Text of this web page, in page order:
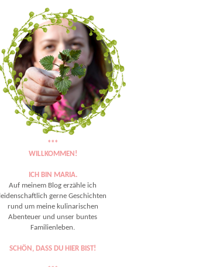
***
WILLKOMMEN!
ICH BIN MARIA.
Auf meinem Blog erzähle ich
leidenschaftlich gerne Geschichten
rund um meine kulinarischen
Abenteuer und unser buntes
Familienleben.
SCHÖN, DASS DU HIER BIST!